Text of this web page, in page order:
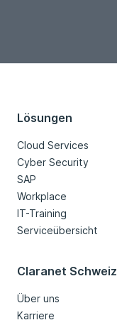
Lösungen
Cloud Services
Cyber Security
SAP
Workplace
IT-Training
Serviceübersicht
Claranet Schweiz
Über uns
Karriere